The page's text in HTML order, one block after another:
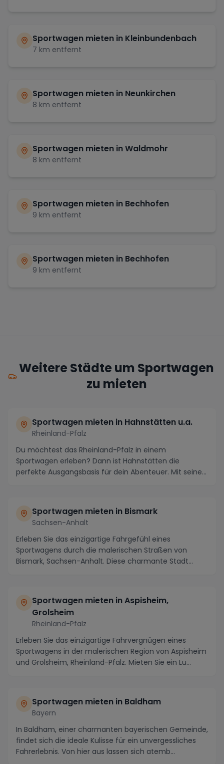
Sportwagen mieten in Kleinbundenbach
7 km entfernt
Sportwagen mieten in Neunkirchen
8 km entfernt
Sportwagen mieten inWaldmohr
8 km entfernt
Sportwagen mieten in Bechhofen
9 km entfernt
Sportwagen mieten in Bechhofen
9 km entfernt
Weitere Städte um Sportwagen
zu mieten
Sportwagen mieten in Hahnstätten u.a.
Rheinland-Pfalz
Du möchtest das Rheinland-Pfalz in einem
Sportwagen erleben? Dann ist Hahnstätten die
perfekte Ausgangsbasis für dein Abenteuer. Mit seinen
Sportwagen mieten in Bismark
Sachsen-Anhalt
Erleben Sie das einzigartige Fahrgefühl eines
Sportwagens durch die malerischen Straßen von
Bismark, Sachsen-Anhalt. Diese charmante Stadt
Sportwagen mieten in Aspisheim,
Grolsheim
Rheinland-Pfalz
Erleben Sie das einzigartige Fahrvergnügen eines
Sportwagens in der malerischen Region von Aspisheim
und Grolsheim, Rheinland-Pfalz. Mieten Sie ein Lu...
Sportwagen mieten in Baldham
Bayern
In Baldham, einer charmanten bayerischen Gemeinde,
findet sich die ideale Kulisse für ein unvergessliches
Fahrerlebnis. Von hier aus lassen sich atemb...